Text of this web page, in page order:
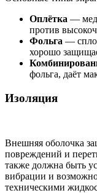
Оплётка —
против
Фольга —
хорошо
фольга, даёт
Изоляция
Внешняя оболочка
повреждений и
также должна быть
вибрации и
техническими